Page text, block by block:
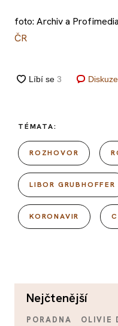
foto: Archiv a
ČR
Diskuze
TÉMATA:
ROZHOVOR
LIBOR GRUBHOFFER
KORONAVIR
nejčtenější
PORADNA OLIVIE